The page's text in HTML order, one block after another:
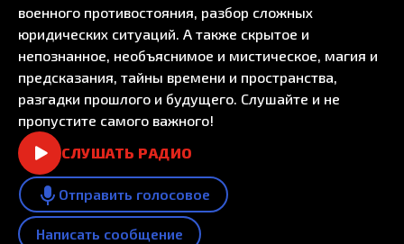
военного противостояния, разбор сложных
юридических ситуаций. А также скрытое и
непознанное, необъяснимое и мистическое, магия и
предсказания, тайны времени и пространства,
разгадки прошлого и будущего. Слушайте и не
пропустите самого важного!
СЛУШАТЬ РАДИО
Отправить голосовое
Написать сообщение